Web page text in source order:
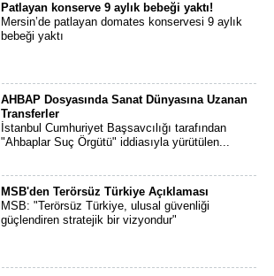
Patlayan konserve 9 aylık bebeği yaktı!
Mersin’de patlayan domates konservesi 9 aylık
bebeği yaktı
AHBAP Dosyasında Sanat Dünyasına Uzanan
Transferler
İstanbul Cumhuriyet Başsavcılığı tarafından
"Ahbaplar Suç Örgütü" iddiasıyla yürütülen...
MSB'den Terörsüz Türkiye Açıklaması
MSB: "Terörsüz Türkiye, ulusal güvenliği
güçlendiren stratejik bir vizyondur"